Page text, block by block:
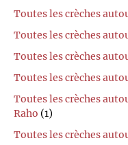
Toutes les crèches
Toutes les crèches
Toutes les crèches
Toutes les crèches
Toutes les crèches
Raho (1)
Toutes les crèches